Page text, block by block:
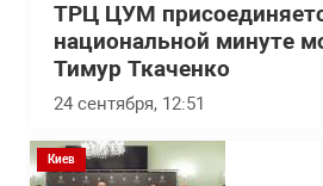
ТРЦ ЦУМ
национальной минуте
Тимур Ткаченко
24 сентября, 12:51
Киев